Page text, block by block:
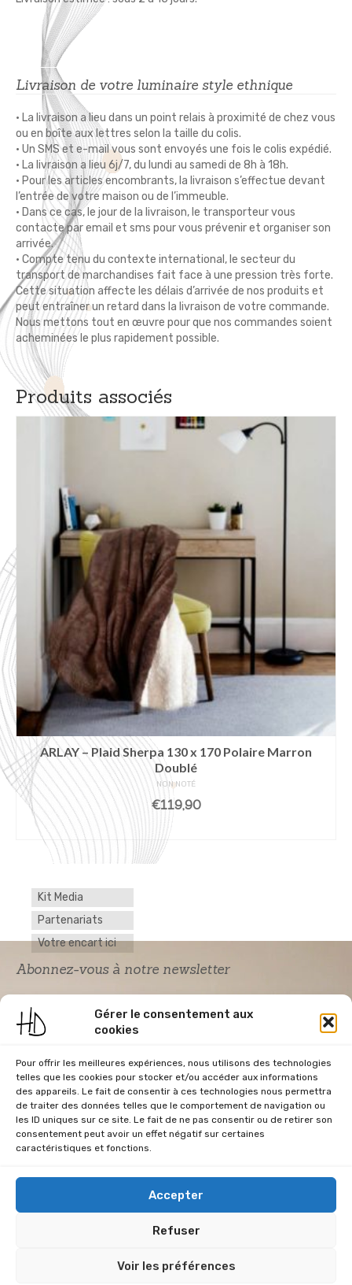
Gérer le consentement aux
cookies
Pour offrir les meilleures expériences, nous utilisons des technologies
telles que les cookies pour stocker et/ou accéder aux informations
des appareils. Le fait de consentir à ces technologies nous permettra
de traiter des données telles que le comportement de navigation ou
les ID uniques sur ce site. Le fait de ne pas consentir ou de retirer son
consentement peut avoir un effet négatif sur certaines
caractéristiques et fonctions.
Accepter
Refuser
Voir les préférences
Livraison de votre luminaire style ethnique
• La livraison a lieu dans un point relais à proximité de chez vous
ou en boîte aux lettres selon la taille du colis.
• Un SMS et e-mail vous sont envoyés une fois le colis expédié.
• La livraison a lieu 6j/7, du lundi au samedi de 8h à 18h.
• Pour les articles encombrants, la livraison s’effectue devant
l’entrée de votre maison ou de l’immeuble.
• Dans ce cas, le jour de la livraison, le transporteur vous
contacte par email et sms pour vous prévenir et organiser son
arrivée.
• Compte tenu du contexte international, le secteur du
transport de marchandises fait face à une pression très forte.
Cette situation affecte les délais d’arrivée de nos produits et
peut entraîner un retard dans la livraison de votre commande.
Nous mettons tout en œuvre pour que nos commandes soient
acheminées le plus rapidement possible.
Produits associés
ARLAY – Plaid Sherpa 130 x 170 Polaire Marron
Doublé
NON NOTÉ
€119,90
AJOUTER AU PANIER
Kit Media
Partenariats
Votre encart ici
Abonnez-vous à notre newsletter
Acceptation RGPD
*
J'accepte la politique de confidentialité du
site Home & Déco
Plan du site RGPD Politique de cookies (UE)